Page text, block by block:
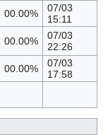
00.00%
07/03
15:11
00.00%
07/03
22:26
00.00%
07/03
17:58